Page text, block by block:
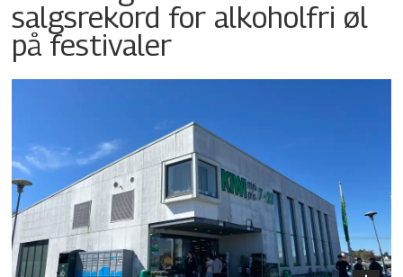
salgsrekord for alkoholfri øl
på festivaler